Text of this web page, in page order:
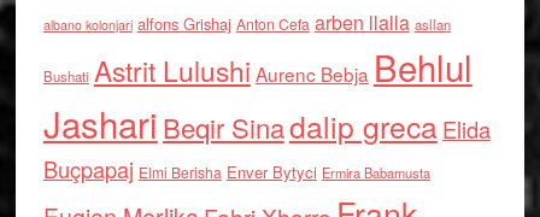
albano kolonjari alfons Grishaj Anton Cefa arben llalla asllan
Bushati Astrit Lulushi Aurenc Bebja Behlul
Jashari Beqir Sinadalip grecaElida
Buçpapaj Elmi Berisha Enver Bytyci Ermira Babamusta